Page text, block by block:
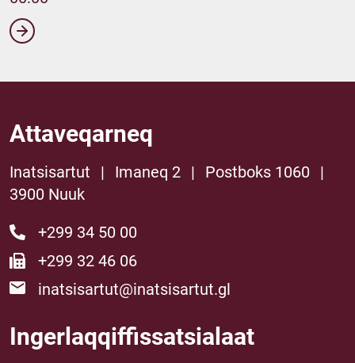
Attaveqarneq
Inatsisartut | Imaneq 2 | Postboks 1060
|
3900 Nuuk
+299 34 50 00
+299 32 46 06
inatsisartut@inatsisartut.gl
Ingerlaqqiffissatsialaat